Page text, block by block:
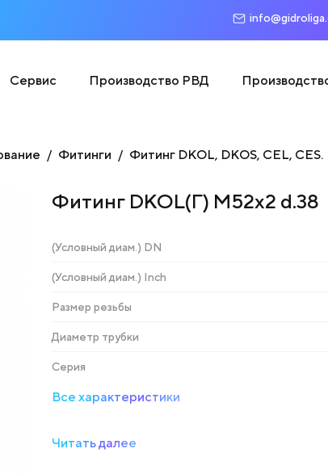
Сервис Производство РВД
Фитинги Фитинг DKOL, DKOS, CEL, CES.
Фитинг DKOL(Г) М52х2 d.38
(Условный диам.) DN
(Условный диам.) Inch
Размер резьбы
Диаметр трубки
Серия
Все характеристики
Читать далее